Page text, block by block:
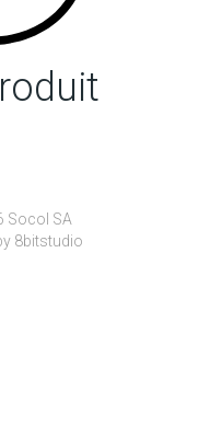
Socol SA
8bitstudio